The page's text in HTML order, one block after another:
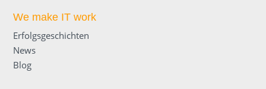
We make IT work
Erfolgsgeschichten
News
Blog